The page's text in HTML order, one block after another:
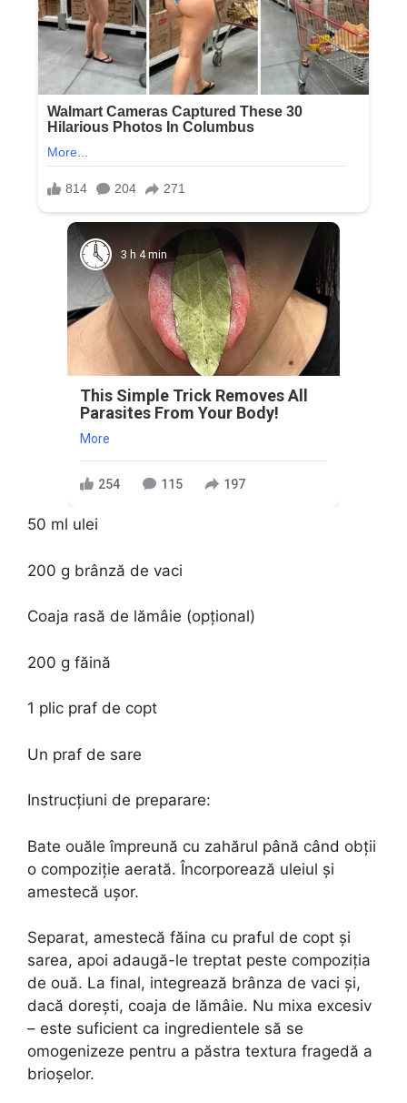
3 h 4 min
This Simple Trick Removes All
Parasites From Your Body!
More
254 115 197
50 ml ulei
200 g brânză de vaci
Coaja rasă de lămâie (opțional)
200 g făină
1 plic praf de copt
Un praf de sare
Instrucțiuni de preparare:
Bate ouăle împreună cu zahărul până când obții
o compoziție aerată. Încorporează uleiul și
amestecă ușor.
Separat, amestecă făina cu praful de copt și
sarea, apoi adaugă-le treptat peste compoziția
de ouă. La final, integrează brânza de vaci și,
dacă dorești, coaja de lămâie. Nu mixa excesiv
– este suficient ca ingredientele să se
omogenizeze pentru a păstra textura fragedă a
brioșelor.